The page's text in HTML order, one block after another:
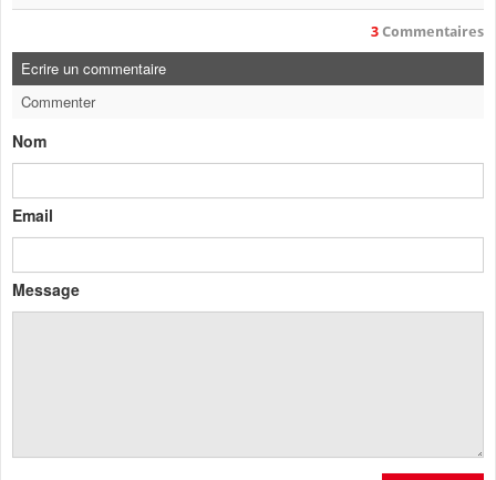
3 Commentaires
Ecrire un commentaire
Commenter
Nom
Email
Message